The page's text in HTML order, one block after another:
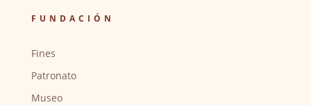
FUNDACIÓN
Fines
Patronato
Museo